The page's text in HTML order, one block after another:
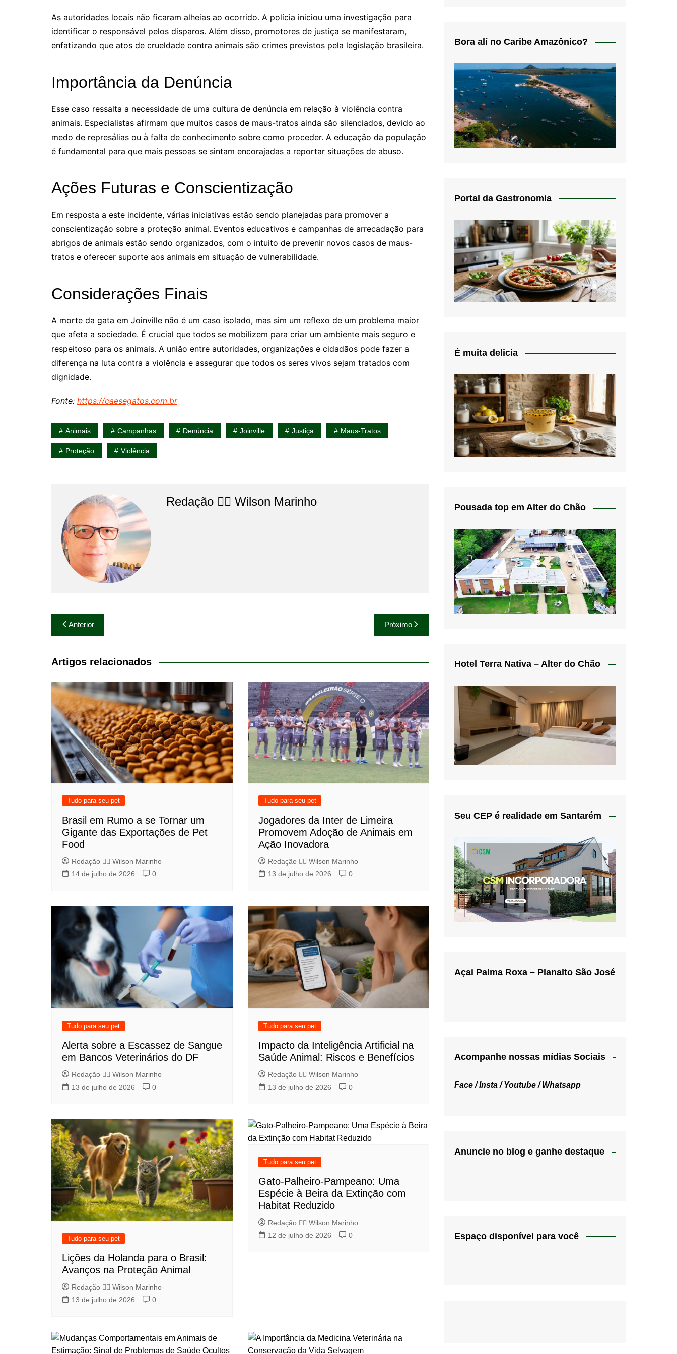
As autoridades locais não ficaram alheias ao ocorrido. A polícia iniciou uma investigação para
identificar o responsável pelos disparos. Além disso, promotores de justiça se manifestaram,
enfatizando que atos de crueldade contra animais são crimes previstos pela legislação brasileira.
Importância da Denúncia
Esse caso ressalta a necessidade de uma cultura de denúncia em relação à violência contra
animais. Especialistas afirmam que muitos casos de maus-tratos ainda são silenciados, devido ao
medo de represálias ou à falta de conhecimento sobre como proceder. A educação da população
é fundamental para que mais pessoas se sintam encorajadas a reportar situações de abuso.
Ações Futuras e Conscientização
Em resposta a este incidente, várias iniciativas estão sendo planejadas para promover a
conscientização sobre a proteção animal. Eventos educativos e campanhas de arrecadação para
abrigos de animais estão sendo organizados, com o intuito de prevenir novos casos de maus-
tratos e oferecer suporte aos animais em situação de vulnerabilidade.
Considerações Finais
A morte da gata em Joinville não é um caso isolado, mas sim um reflexo de um problema maior
que afeta a sociedade. É crucial que todos se mobilizem para criar um ambiente mais seguro e
respeitoso para os animais. A união entre autoridades, organizações e cidadãos pode fazer a
diferença na luta contra a violência e assegurar que todos os seres vivos sejam tratados com
dignidade.
Fonte: https://caesegatos.com.br
Animais Campanhas Denúncia Joinville Justiça Maus-Tratos
Proteção Violência
Redação 👨‍⚖️​ Wilson Marinho
Navegação
de
Post
Anterior Próximo
Artigos relacionados
Tudo para seu pet
Brasil em Rumo a se Tornar um
Gigante das Exportações de Pet
Food
Redação 👨‍⚖️​ Wilson Marinho
14 de julho de 2026
0
Tudo para seu pet
Jogadores da Inter de Limeira
Promovem Adoção de Animais em
Ação Inovadora
Redação 👨‍⚖️​ Wilson Marinho
13 de julho de 2026
0
Tudo para seu pet
Alerta sobre a Escassez de Sangue
em Bancos Veterinários do DF
Redação 👨‍⚖️​ Wilson Marinho
13 de julho de 2026
0
Tudo para seu pet
Impacto da Inteligência Artificial na
Saúde Animal: Riscos e Benefícios
Redação 👨‍⚖️​ Wilson Marinho
13 de julho de 2026
0
Tudo para seu pet
Lições da Holanda para o Brasil:
Avanços na Proteção Animal
Redação 👨‍⚖️​ Wilson Marinho
13 de julho de 2026
0
Tudo para seu pet
Gato-Palheiro-Pampeano: Uma
Espécie à Beira da Extinção com
Habitat Reduzido
Redação 👨‍⚖️​ Wilson Marinho
12 de julho de 2026
0
Bora alí no Caribe Amazônico?
Portal da Gastronomia
É muita delicia
Pousada top em Alter do Chão
Hotel Terra Nativa – Alter do Chão
Seu CEP é realidade em Santarém
Açai Palma Roxa – Planalto São José
Acompanhe nossas mídias Sociais
Face /Insta /Youtube /Whatsapp
Anuncie no blog e ganhe destaque
Espaço disponível para você